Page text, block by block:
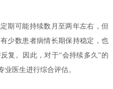
可能持续数月至两年左右，但
少数患者病情长期保持稳定，也
复。因此，对于“会持续多久”的
业医生进行综合评估。